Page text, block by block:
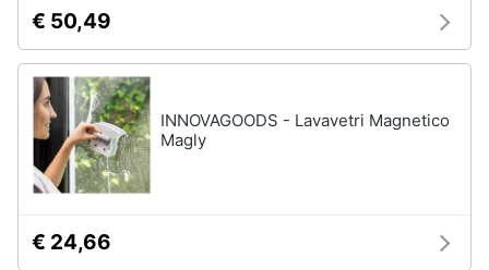
€ 50,49
INNOVAGOODS - Lavavetri Magnetico
Magly
€ 24,66